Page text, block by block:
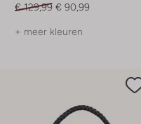
€ 129,99 € 90,99
+ meer kleuren